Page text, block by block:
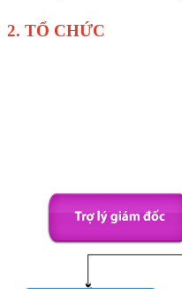
2. TỔ CHỨC